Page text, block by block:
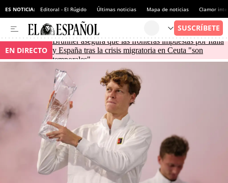
ES NOTICIA: Editoral - El Rúgido Últimas noticias Mapa de noticias Clamor
EN DIRECTO
Brunner asegura que las fronteras impuestas por Italia
y España tras la crisis migratoria en Ceuta "son
temporales"